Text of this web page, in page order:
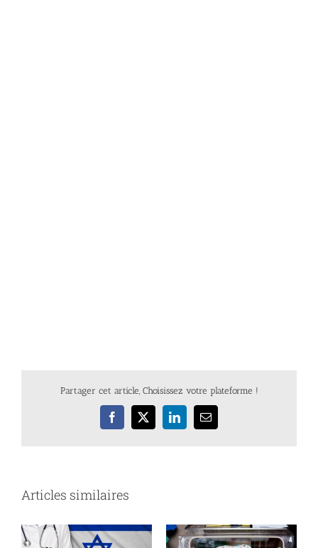
Partager cet article, Choisissez votre plateforme !
Facebook
X LinkedInEmail
Articles similaires